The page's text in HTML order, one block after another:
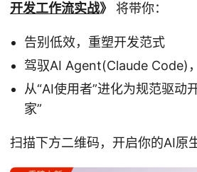
开发工作流实战》 将带你：
告别低效，重塑开发范式
驾驭AI Agent(Claude Code)
从“AI使用者”进化为规范驱动
家”
扫描下方二维码，开启你的AI原